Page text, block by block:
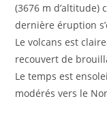
(3676 m
dernière éruption
Le volcans est
recouvert de
Le temps est
modérés vers le